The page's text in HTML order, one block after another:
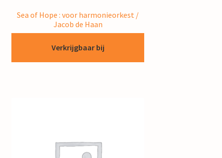
Sea of Hope : voor harmonieorkest /
Jacob de Haan
Verkrijgbaar bij